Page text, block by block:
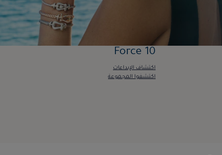
Force 10
اكتشاف الإبداعات
اكتشفوا المجموعة